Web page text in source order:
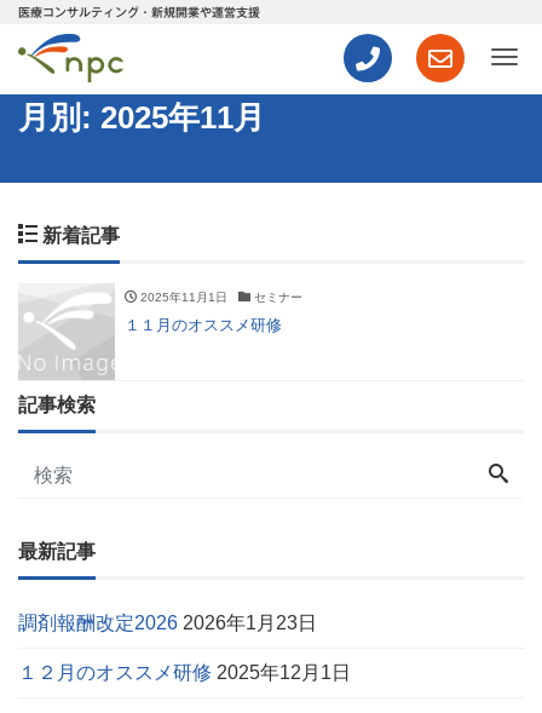
医療コンサルティング・新規開業や運営支援
ナ
月別: 2025年11月
新着記事
2025年11月1日 セミナー
１１月のオススメ研修
記事検索
最新記事
調剤報酬改定2026 2026年1月23日
１２月のオススメ研修 2025年12月1日